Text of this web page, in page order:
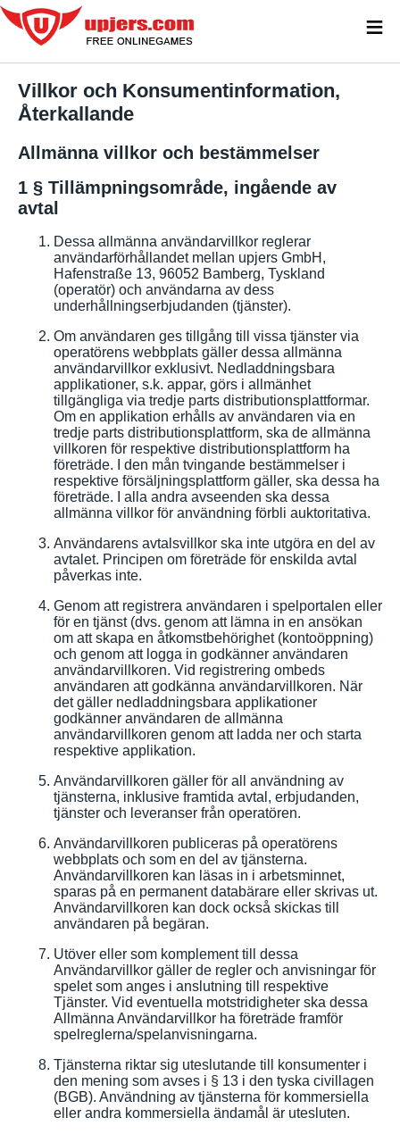
Villkor och Konsumentinformation,
Återkallande
Allmänna villkor och bestämmelser
1 § Tillämpningsområde, ingående av
avtal
Dessa allmänna användarvillkor reglerar
användarförhållandet mellan upjers GmbH,
Hafenstraße 13, 96052 Bamberg, Tyskland
(operatör) och användarna av dess
underhållningserbjudanden (tjänster).
Om användaren ges tillgång till vissa tjänster via
operatörens webbplats gäller dessa allmänna
användarvillkor exklusivt. Nedladdningsbara
applikationer, s.k. appar, görs i allmänhet
tillgängliga via tredje parts distributionsplattformar.
Om en applikation erhålls av användaren via en
tredje parts distributionsplattform, ska de allmänna
villkoren för respektive distributionsplattform ha
företräde. I den mån tvingande bestämmelser i
respektive försäljningsplattform gäller, ska dessa ha
företräde. I alla andra avseenden ska dessa
allmänna villkor för användning förbli auktoritativa.
Användarens avtalsvillkor ska inte utgöra en del av
avtalet. Principen om företräde för enskilda avtal
påverkas inte.
Genom att registrera användaren i spelportalen eller
för en tjänst (dvs. genom att lämna in en ansökan
om att skapa en åtkomstbehörighet (kontoöppning)
och genom att logga in godkänner användaren
användarvillkoren. Vid registrering ombeds
användaren att godkänna användarvillkoren. När
det gäller nedladdningsbara applikationer
godkänner användaren de allmänna
användarvillkoren genom att ladda ner och starta
respektive applikation.
Användarvillkoren gäller för all användning av
tjänsterna, inklusive framtida avtal, erbjudanden,
tjänster och leveranser från operatören.
Användarvillkoren publiceras på operatörens
webbplats och som en del av tjänsterna.
Användarvillkoren kan läsas in i arbetsminnet,
sparas på en permanent databärare eller skrivas ut.
Användarvillkoren kan dock också skickas till
användaren på begäran.
Utöver eller som komplement till dessa
Användarvillkor gäller de regler och anvisningar för
spelet som anges i anslutning till respektive
Tjänster. Vid eventuella motstridigheter ska dessa
Allmänna Användarvillkor ha företräde framför
spelreglerna/spelanvisningarna.
Tjänsterna riktar sig uteslutande till konsumenter i
den mening som avses i § 13 i den tyska civillagen
(BGB). Användning av tjänsterna för kommersiella
eller andra kommersiella ändamål är utesluten.
≡